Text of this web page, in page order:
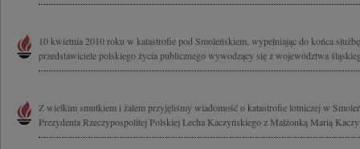
10 kwietnia 2010 roku w katastrofie pod Smoleńskiem, wypełniając do końca
przedstawiciele polskiego życia publicznego wywodzący się z województwa
Z wielkim smutkiem i żalem przyjęliśmy wiadomość o katastrofie lotniczej w
Prezydenta Rzeczypospolitej Polskiej Lecha Kaczyńskiego z Małżonką Marią